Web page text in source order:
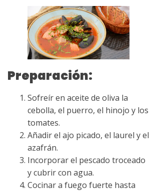
Preparación:
Sofreír en aceite de oliva la
cebolla, el puerro, el hinojo y los
tomates.
Añadir el ajo picado, el laurel y el
azafrán.
Incorporar el pescado troceado
y cubrir con agua.
Cocinar a fuego fuerte hasta